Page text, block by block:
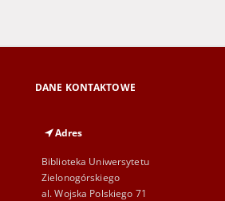
DANE KONTAKTOWE
Adres
Biblioteka Uniwersytetu
Zielonogórskiego
al. Wojska Polskiego 71